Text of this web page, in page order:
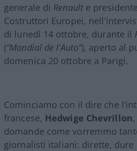
generale di Renaulte
Costruttori Europei,
di lunedì 14 ottobre, durante il
(“Mondial de l’Auto”), aperto al
domenica 20 ottobre a Parigi.
Cominciamo con il dire che
francese, Hedwige Chevrillon
domande come vorremmo
giornalisti italiani: dirette, dure